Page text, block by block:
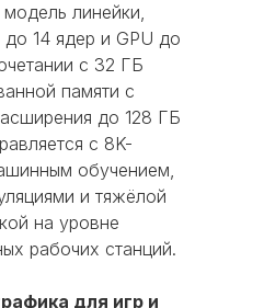
линейки,
14 ядер и GPU до
с 32 ГБ
памяти с
до 128 ГБ
с 8K-
обучением,
и тяжёлой
на уровне
рабочих станций.
для игр и
SSD
USB type C
macOS
M5 Max
пароль,
iPad, Apple
из